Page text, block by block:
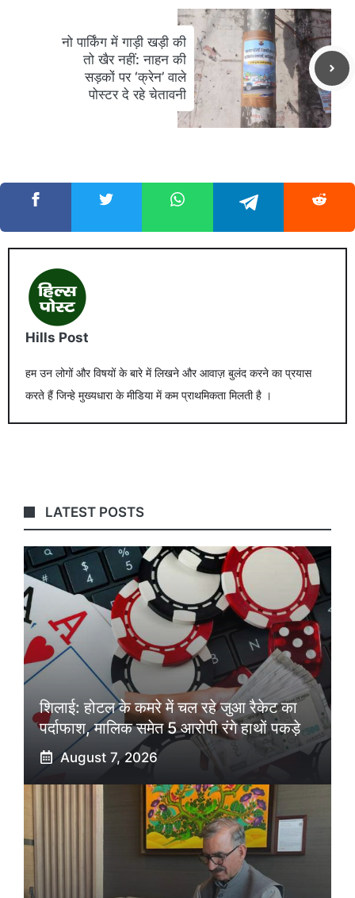
नो पार्किंग में गाड़ी खड़ी की
तो खैर नहीं: नाहन की
सड़कों पर ‘क्रेन’ वाले
पोस्टर दे रहे चेतावनी
Hills Post
हम उन लोगों और विषयों के बारे में लिखने और आवाज़ बुलंद करने का प्रयास
करते हैं जिन्हे मुख्यधारा के मीडिया में कम प्राथमिकता मिलती है ।
LATEST POSTS
शिलाई: होटल के कमरे में चल रहे जुआ रैकेट का
पर्दाफाश, मालिक समेत 5 आरोपी रंगे हाथों पकड़े
August 7, 2026